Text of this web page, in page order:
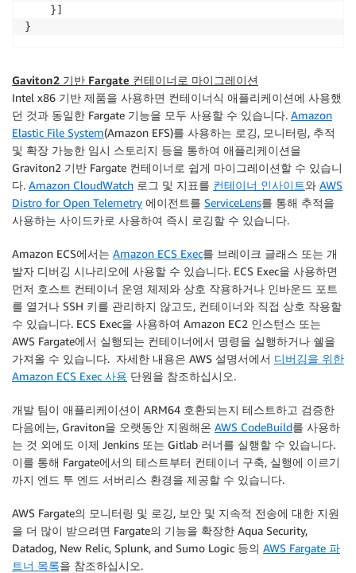
    }]
}
Gaviton2 기반 Fargate 컨테이너로 마이그레이션
Intel x86 기반 제품을 사용하면 컨테이너식 애플리케이션에 사용했
던 것과 동일한 Fargate 기능을 모두 사용할 수 있습니다. Amazon
Elastic File System(Amazon EFS)를 사용하는 로깅, 모니터링, 추적
및 확장 가능한 임시 스토리지 등을 통하여 애플리케이션을
Graviton2 기반 Fargate 컨테이너로 쉽게 마이그레이션할 수 있습니
다. Amazon CloudWatch 로그 및 지표를 컨테이너 인사이트와 AWS
Distro for Open Telemetry 에이전트를 ServiceLens를 통해 추적을
사용하는 사이드카로 사용하여 즉시 로깅할 수 있습니다.
Amazon ECS에서는 Amazon ECS Exec를 브레이크 글래스 또는 개
발자 디버깅 시나리오에 사용할 수 있습니다. ECS Exec을 사용하면
먼저 호스트 컨테이너 운영 체제와 상호 작용하거나 인바운드 포트
를 열거나 SSH 키를 관리하지 않고도, 컨테이너와 직접 상호 작용할
수 있습니다. ECS Exec을 사용하여 Amazon EC2 인스턴스 또는
AWS Fargate에서 실행되는 컨테이너에서 명령을 실행하거나 쉘을
가져올 수 있습니다. 자세한 내용은 AWS 설명서에서 디버깅을 위한
Amazon ECS Exec 사용 단원을 참조하십시오.
개발 팀이 애플리케이션이 ARM64 호환되는지 테스트하고 검증한
다음에는, Graviton을 오랫동안 지원해온 AWS CodeBuild를 사용하
는 것 외에도 이제 Jenkins 또는 Gitlab 러너를 실행할 수 있습니다.
이를 통해 Fargate에서의 테스트부터 컨테이너 구축, 실행에 이르기
까지 엔드 투 엔드 서버리스 환경을 제공할 수 있습니다.
AWS Fargate의 모니터링 및 로깅, 보안 및 지속적 전송에 대한 지원
을 더 많이 받으려면 Fargate의 기능을 확장한 Aqua Security,
Datadog, New Relic, Splunk, and Sumo Logic 등의 AWS Fargate 파
트너 목록을 참조하십시오.